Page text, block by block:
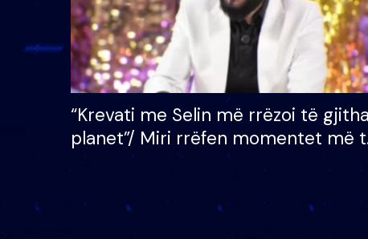
“Krevati me Selin më rrëzoi të gjitha
planet”/ Miri rrëfen momentet më
bukura në shtëpinë e BB VIP: Do më